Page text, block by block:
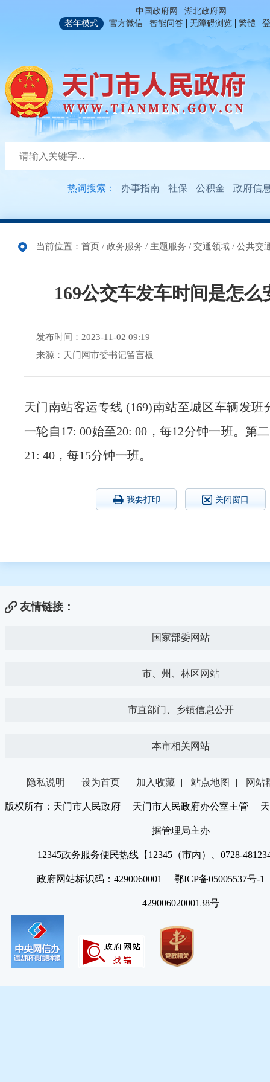
中国政府网 | 湖北政府网
老年模式
官方微信 | 智能问答 | 无障碍浏览 | 繁體 |
热词搜索： 办事指南 社保 公积金 政府信
当前位置： 首页 / 政务服务 / 主题服务 / 交通领域 / 公共交
169公交车发车时间是怎么
发布时间：2023-11-02 09:19
来源：天门网市委书记留言板
天门南站客运专线 (169)南站至城区车辆发班
一轮自17: 00始至20: 00，每12分钟一班。第
21: 40，每15分钟一班。
我要打印 关闭窗口
友情链接：
国家部委网站
市、州、林区网站
市直部门、乡镇信息公开
本市相关网站
隐私说明 | 设为首页 | 加入收藏 | 站点地图 | 网站
版权所有：天门市人民政府 天门市人民政府办公室主管 天
据管理局主办
12345政务服务便民热线【12345（市内）、0728-
政府网站标识码：4290060001 鄂ICP备05005537号
42900602000138号